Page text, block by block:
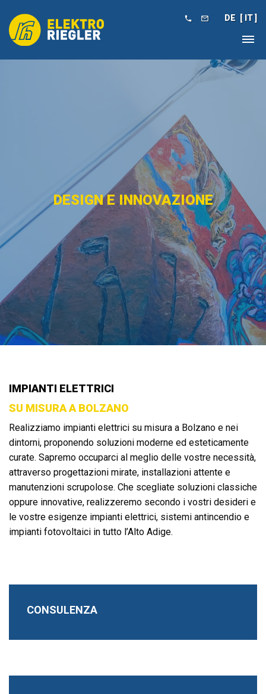
DE IT
 
DESIGN E INNOVAZIONE
IMPIANTI ELETTRICI
SU MISURA A BOLZANO
Realizziamo impianti elettrici su misura a Bolzano e nei
dintorni, proponendo soluzioni moderne ed esteticamente
curate. Sapremo occuparci al meglio delle vostre necessità,
attraverso progettazioni mirate, installazioni attente e
manutenzioni scrupolose. Che scegliate soluzioni classiche
oppure innovative, realizzeremo secondo i vostri desideri e
le vostre esigenze impianti elettrici, sistemi antincendio e
impianti fotovoltaici in tutto l’Alto Adige.
CONSULENZA